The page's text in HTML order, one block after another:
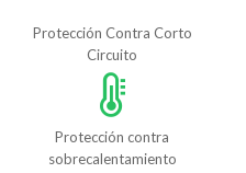
Protección Contra Corto
Circuito
Protección contra
sobrecalentamiento